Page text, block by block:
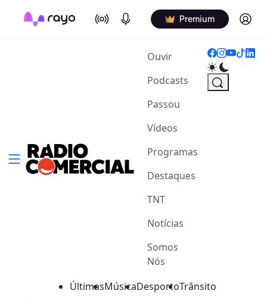
On Air Podcasts Premium Log in
Ouvir(current)
Podcasts
Passou
Vídeos
Programas
Destaques
TNT
Notícias
Somos
Nós
ÚltimasMúsicaDesportoTrânsito